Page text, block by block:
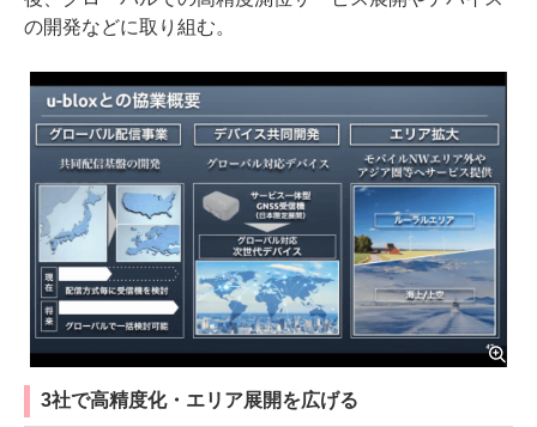
の開発などに取り組む。
3社で高精度化・エリア展開を広げる